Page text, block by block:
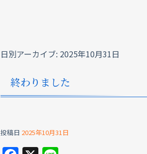
日別アーカイブ: 2025年10月31日
終わりました
投稿日 2025年10月31日